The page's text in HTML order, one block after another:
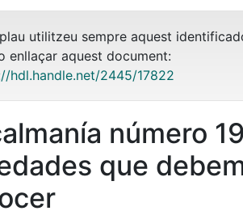
utilitzeu sempre aquest
enllaçar aquest document:
hdl.handle.net/2445/17822
número
que